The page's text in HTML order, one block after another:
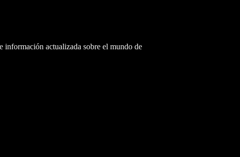
información actualizada sobre el mundo de